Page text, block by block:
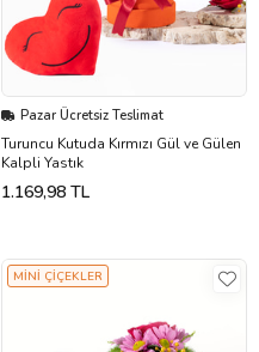
Pazar Ücretsiz Teslimat
Turuncu Kutuda Kırmızı Gül ve Gülen
Kalpli Yastık
1.169,98 TL
MİNİ ÇİÇEKLER